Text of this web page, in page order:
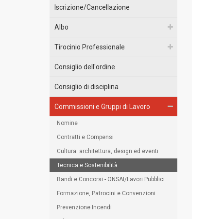
Iscrizione/Cancellazione
Albo
Tirocinio Professionale
Consiglio dell'ordine
Consiglio di disciplina
Commissioni e Gruppi di Lavoro
Nomine
Contratti e Compensi
Cultura: architettura, design ed eventi
Tecnica e Sostenibilità
Bandi e Concorsi - ONSAI/Lavori Pubblici
Formazione, Patrocini e Convenzioni
Prevenzione Incendi